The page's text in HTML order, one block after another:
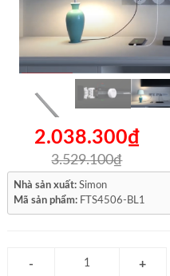
2.038.300₫
3.529.100₫
Nhà sản xuất: Simon
Mã sản phẩm: FTS4506-BL1